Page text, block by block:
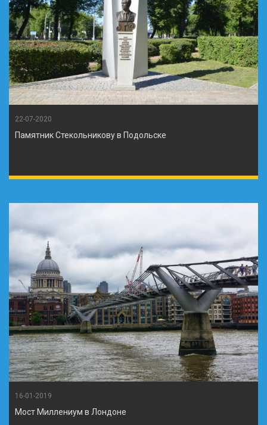
22-07-2020
Памятник Стекольникову в Подольске
16-01-2019
Мост Миллениум в Лондоне